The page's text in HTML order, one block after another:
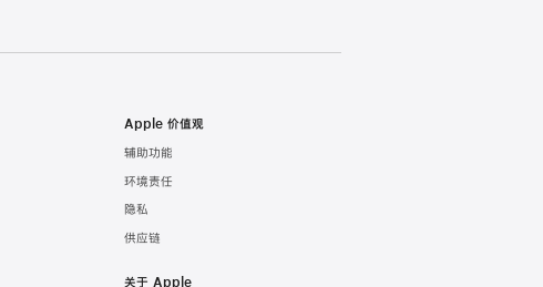
Apple 价值观
辅助功能
环境责任
隐私
供应链
关于 Apple